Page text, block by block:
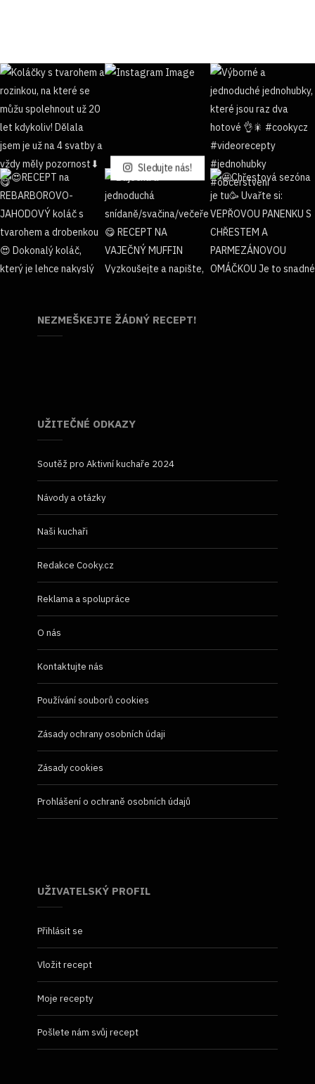
Sledujte nás!
NEZMEŠKEJTE ŽÁDNÝ RECEPT!
UŽITEČNÉ ODKAZY
Soutěž pro Aktivní kuchaře 2024
Návody a otázky
Naši kuchaři
Redakce Cooky.cz
Reklama a spolupráce
O nás
Kontaktujte nás
Používání souborů cookies
Zásady ochrany osobních údaji
Zásady cookies
Prohlášení o ochraně osobních údajů
UŽIVATELSKÝ PROFIL
Přihlásit se
Vložit recept
Moje recepty
Pošlete nám svůj recept